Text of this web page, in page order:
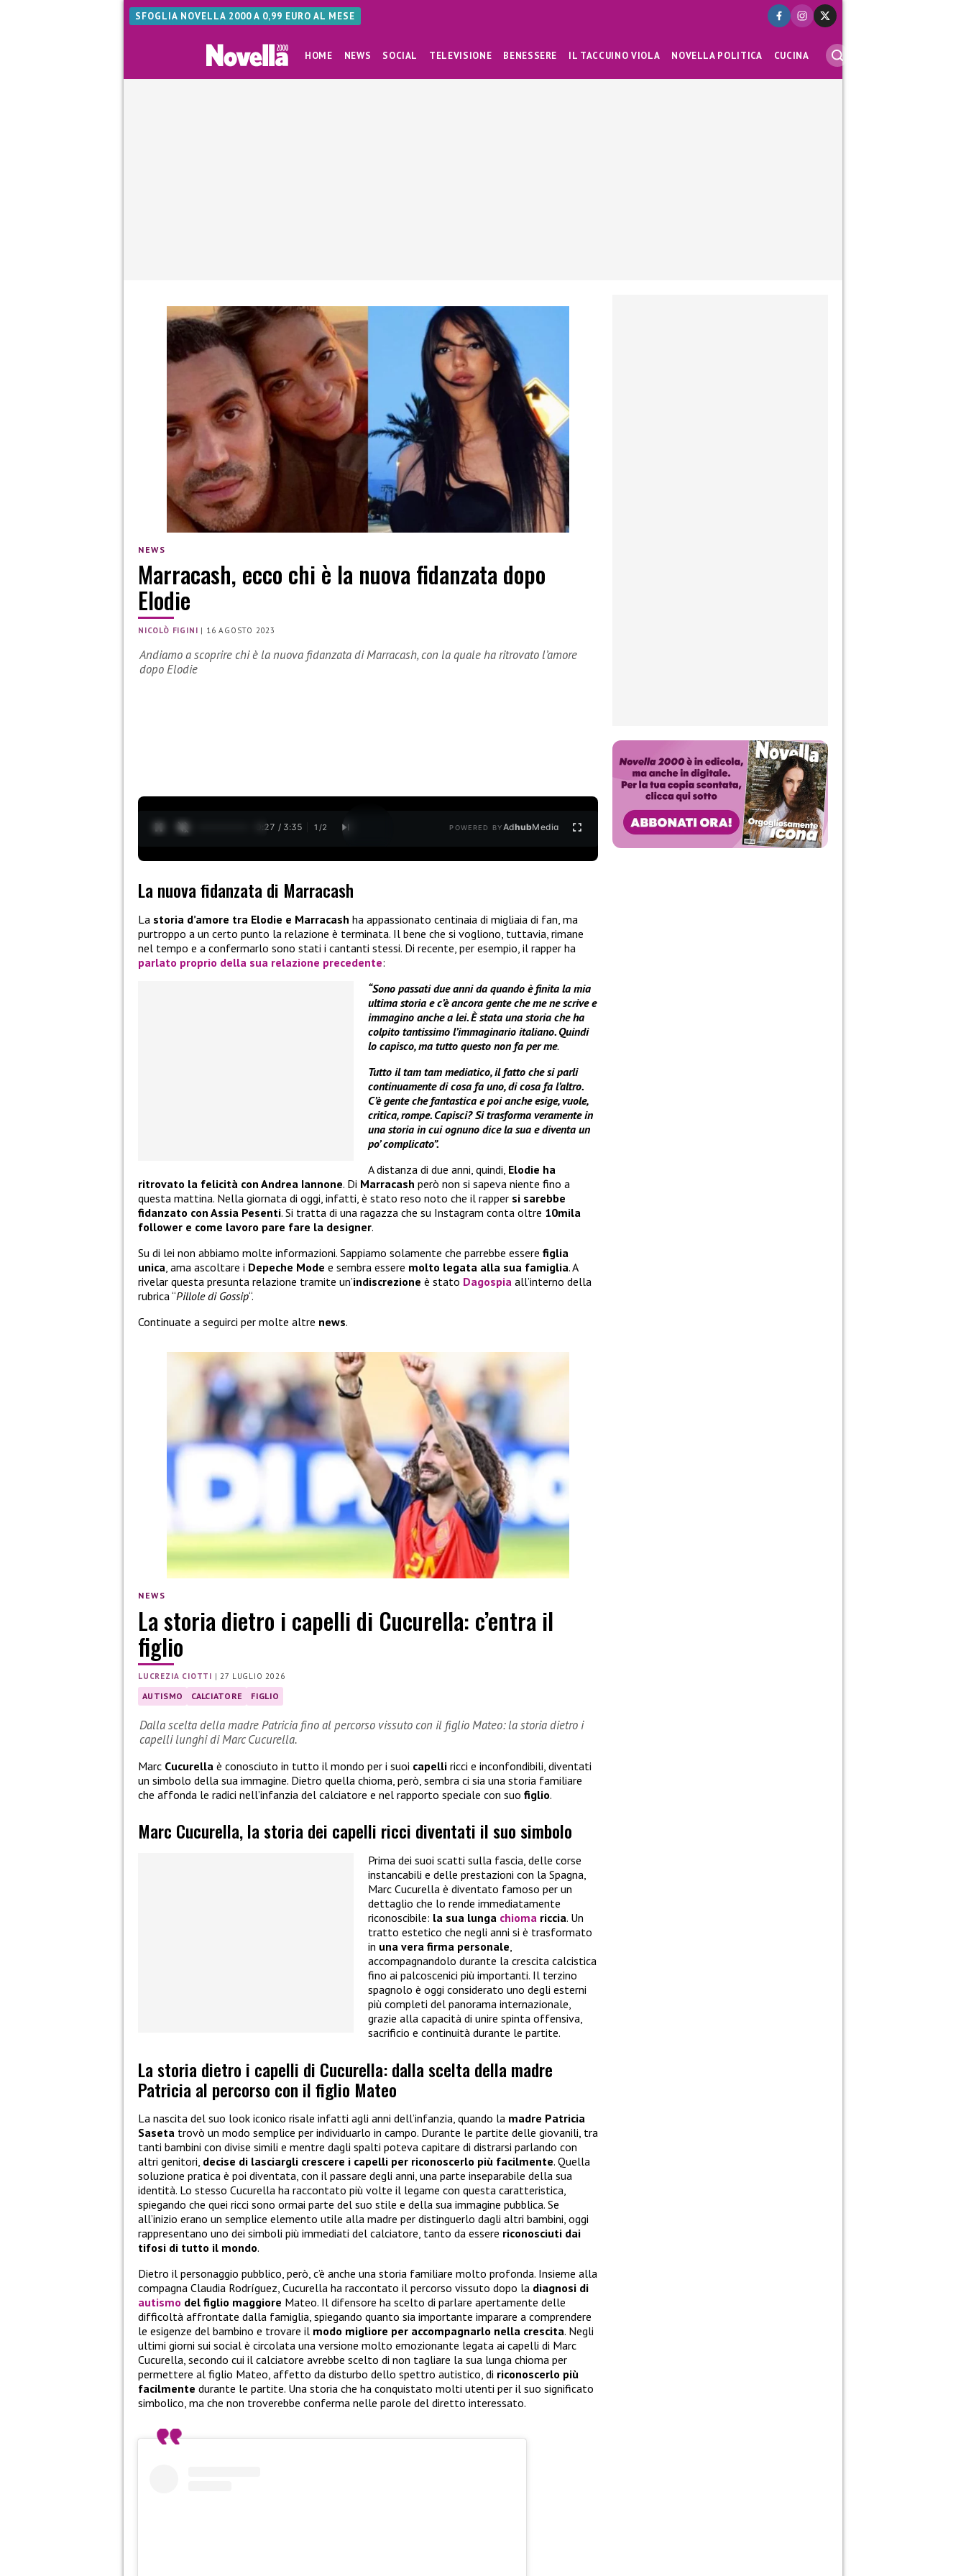
SFOGLIA NOVELLA 2000 A 0,99 EURO AL MESE
HOME NEWS SOCIAL TELEVISIONE BENESSERE IL TACCUINO VIOLA NOVELLA POLITICA CUCINA
NEWS
Marracash, ecco chi è la nuova fidanzata dopo
Elodie
NICOLÒ FIGINI | 16 AGOSTO 2023
Andiamo a scoprire chi è la nuova fidanzata di Marracash, con la quale ha ritrovato l’amore
dopo Elodie
0:28 / 3:35 1 /2 POWERED BYAdhubMedia
La nuova fidanzata di Marracash
La storia d’amore tra Elodie e Marracash ha appassionato centinaia di migliaia di fan, ma
purtroppo a un certo punto la relazione è terminata. Il bene che si vogliono, tuttavia, rimane
nel tempo e a confermarlo sono stati i cantanti stessi. Di recente, per esempio, il rapper ha
parlato proprio della sua relazione precedente:
“Sono passati due anni da quando è finita la mia
ultima storia e c’è ancora gente che me ne scrive e
immagino anche a lei.È stata una storia che ha
colpito tantissimo l’immaginario italiano. Quindi
lo capisco, ma tutto questo non fa per me.
Tutto il tam tam mediatico, il fatto che si parli
continuamente di cosa fa uno, di cosa fa l’altro.
C’è gente che fantastica e poi anche esige, vuole,
critica, rompe. Capisci? Si trasforma veramente in
una storia in cui ognuno dice la sua e diventa un
po’ complicato”.
A distanza di due anni, quindi, Elodie ha
ritrovato la felicità con Andrea Iannone. Di Marracash però non si sapeva niente fino a
questa mattina. Nella giornata di oggi, infatti, è stato reso noto che il rapper si sarebbe
fidanzato con Assia Pesenti. Si tratta di una ragazza che su Instagram conta oltre 10mila
follower e come lavoro pare fare la designer.
Su di lei non abbiamo molte informazioni. Sappiamo solamente che parrebbe essere figlia
unica, ama ascoltare i Depeche Mode e sembra essere molto legata alla sua famiglia. A
rivelar questa presunta relazione tramite un’indiscrezione è stato Dagospia all’interno della
rubrica “Pillole di Gossip“.
Continuate a seguirci per molte altre news.
NEWS
La storia dietro i capelli di Cucurella: c’entra il
figlio
LUCREZIA CIOTTI |27 LUGLIO 2026
AUTISMO CALCIATORE FIGLIO
Dalla scelta della madre Patricia fino al percorso vissuto con il figlio Mateo: la storia dietro i
capelli lunghi di Marc Cucurella.
Marc Cucurella è conosciuto in tutto il mondo per i suoi capelli ricci e inconfondibili, diventati
un simbolo della sua immagine. Dietro quella chioma, però, sembra ci sia una storia familiare
che affonda le radici nell’infanzia del calciatore e nel rapporto speciale con suo figlio.
Marc Cucurella, la storia dei capelli ricci diventati il suo simbolo
Prima dei suoi scatti sulla fascia, delle corse
instancabili e delle prestazioni con la Spagna,
Marc Cucurella è diventato famoso per un
dettaglio che lo rende immediatamente
riconoscibile: la sua lunga chioma riccia. Un
tratto estetico che negli anni si è trasformato
in una vera firma personale,
accompagnandolo durante la crescita calcistica
fino ai palcoscenici più importanti. Il terzino
spagnolo è oggi considerato uno degli esterni
più completi del panorama internazionale,
grazie alla capacità di unire spinta offensiva,
sacrificio e continuità durante le partite.
La storia dietro i capelli di Cucurella: dalla scelta della madre
Patricia al percorso con il figlio Mateo
La nascita del suo look iconico risale infatti agli anni dell’infanzia, quando la madre Patricia
Saseta trovò un modo semplice per individuarlo in campo. Durante le partite delle giovanili, tra
tanti bambini con divise simili e mentre dagli spalti poteva capitare di distrarsi parlando con
altri genitori, decise di lasciargli crescere i capelli per riconoscerlo più facilmente. Quella
soluzione pratica è poi diventata, con il passare degli anni, una parte inseparabile della sua
identità. Lo stesso Cucurella ha raccontato più volte il legame con questa caratteristica,
spiegando che quei ricci sono ormai parte del suo stile e della sua immagine pubblica. Se
all’inizio erano un semplice elemento utile alla madre per distinguerlo dagli altri bambini, oggi
rappresentano uno dei simboli più immediati del calciatore, tanto da essere riconosciuti dai
tifosi di tutto il mondo.
Dietro il personaggio pubblico, però, c’è anche una storia familiare molto profonda. Insieme alla
compagna Claudia Rodríguez, Cucurella ha raccontato il percorso vissuto dopo la diagnosi di
autismo del figlio maggiore Mateo. Il difensore ha scelto di parlare apertamente delle
difficoltà affrontate dalla famiglia, spiegando quanto sia importante imparare a comprendere
le esigenze del bambino e trovare il modo migliore per accompagnarlo nella crescita. Negli
ultimi giorni sui social è circolata una versione molto emozionante legata ai capelli di Marc
Cucurella, secondo cui il calciatore avrebbe scelto di non tagliare la sua lunga chioma per
permettere al figlio Mateo, affetto da disturbo dello spettro autistico, di riconoscerlo più
facilmente durante le partite. Una storia che ha conquistato molti utenti per il suo significato
simbolico, ma che non troverebbe conferma nelle parole del diretto interessato.